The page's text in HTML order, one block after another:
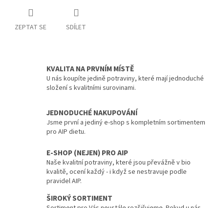
ZEPTAT SE SDÍLET
KVALITA NA PRVNÍM MÍSTĚ
U nás koupíte jedině potraviny, které mají jednoduché
složení s kvalitními surovinami.
JEDNODUCHÉ NAKUPOVÁNÍ
Jsme první a jediný e-shop s kompletním sortimentem
pro AIP dietu.
E-SHOP (NEJEN) PRO AIP
Naše kvalitní potraviny, které jsou převážně v bio
kvalitě, ocení každý - i když se nestravuje podle
pravidel AIP.
ŠIROKÝ SORTIMENT